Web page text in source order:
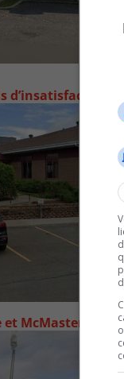
d’insatisfaction
McMasterville